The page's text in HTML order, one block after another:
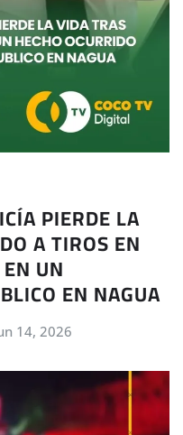
PIERDE LA
A TIROS EN
UN
EN NAGUA
14, 2026